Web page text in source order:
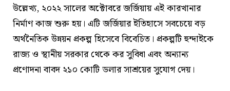
উল্লেখ্য, ২০২২ সালের অক্টোবরে জর্জিয়ায় এই কারখানার
নির্মাণ কাজ শুরু হয়। এটি জর্জিয়ার ইতিহাসে সবচেয়ে বড়
অর্থনৈতিক উন্নয়ন প্রকল্প হিসেবে বিবেচিত। প্রকল্পটি হুন্দাইকে
রাজ্য ও স্থানীয় সরকার থেকে কর সুবিধা এবং অন্যান্য
প্রণোদনা বাবদ ২১০ কোটি ডলার সাশ্রয়ের সুযোগ দেয়।